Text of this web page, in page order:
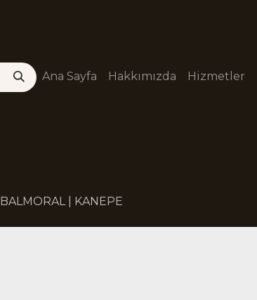
Ana Sayfa Hakkımızda Hizmetler
BALMORAL | KANEPE